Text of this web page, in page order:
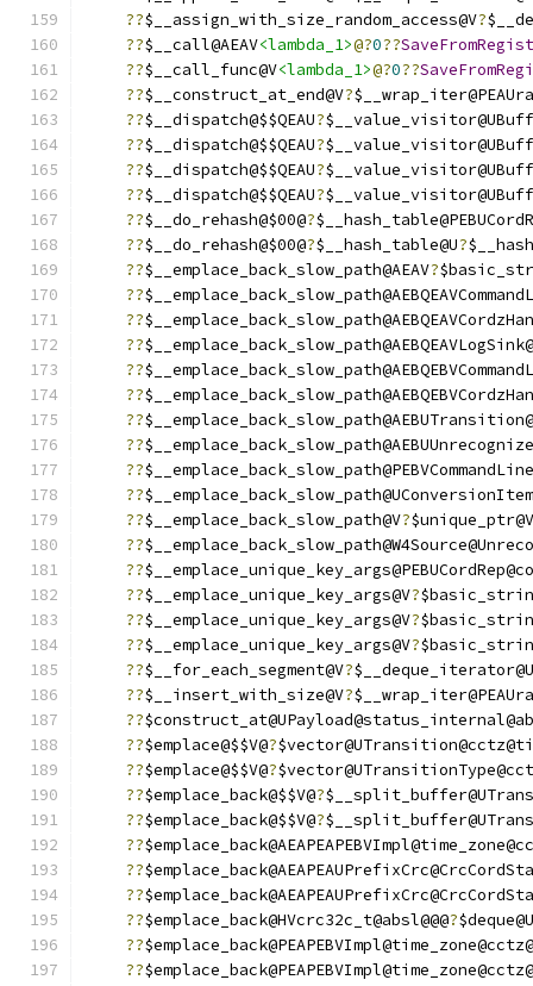
??$__assign_with_size_random_access@V?
??$__call@AEAV<lambda_1>@?0??
??$__call_func@V<lambda_1>@?0??
??$__construct_at_end@V?
??$__dispatch@$$QEAU?
??$__dispatch@$$QEAU?
??$__dispatch@$$QEAU?
??$__dispatch@$$QEAU?
??$__do_rehash@$00@?
??$__do_rehash@$00@?$__hash_table@U?
??$__emplace_back_slow_path@AEAV?
??
??
??
??
??
??
??
??
??
??$__emplace_back_slow_path@V?
??
??
??$__emplace_unique_key_args@V?
??$__emplace_unique_key_args@V?
??$__emplace_unique_key_args@V?
??$__for_each_segment@V?
??$__insert_with_size@V?
??
??$emplace@$$V@?
??$emplace@$$V@?
??$emplace_back@$$V@?
??$emplace_back@$$V@?
??
??
??
??$emplace_back@HVcrc32c_t@absl@@@?
??
??